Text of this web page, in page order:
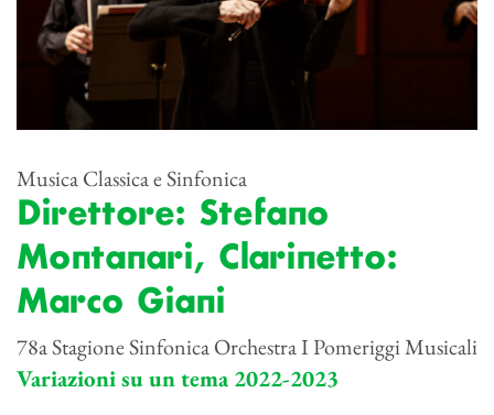
Musica Classica e Sinfonica
Direttore: Stefano
Montanari, Clarinetto:
Marco Giani
78a Stagione Sinfonica Orchestra I Pomeriggi Musicali
Variazioni su un tema 2022-2023